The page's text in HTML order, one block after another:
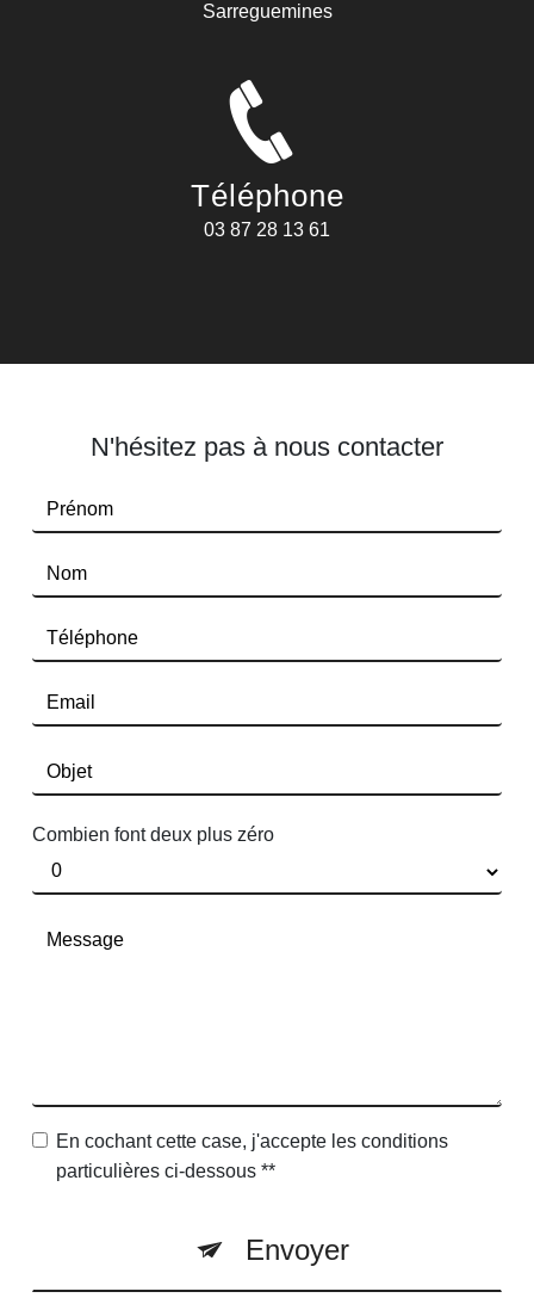
Sarreguemines
Téléphone
03 87 28 13 61
N'hésitez pas à nous contacter
Combien font deux plus zéro
En cochant cette case, j'accepte les conditions
particulières ci-dessous **
Envoyer